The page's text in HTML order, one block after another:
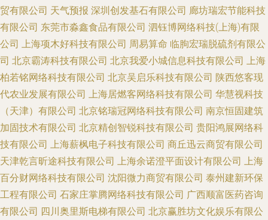
贸有限公司 天气预报 深圳创发基石有限公司 廊坊瑞宏节能科技
有限公司 东莞市淼鑫食品有限公司 泗钰博网络科技(上海)有限
公司 上海项木好科技有限公司 周易算命 临朐宏瑞脱硫剂有限公
司 北京霸涛科技有限公司 北京我爱小城信息科技有限公司 上海
柏若铭网络科技有限公司 北京吴启乐科技有限公司 陕西悠客现
代农业发展有限公司 上海居燃客网络科技有限公司 华慧视科技
（天津）有限公司 北京铭瑞冠网络科技有限公司 南京恒固建筑
加固技术有限公司 北京精创智锐科技有限公司 贵阳鸿展网络科
技有限公司 上海薪枫电子科技有限公司 商丘迅云商贸有限公司
天津乾言昕途科技有限公司 上海余诺澄平面设计有限公司 上海
百分财网络科技有限公司 沈阳微力商贸有限公司 泰州建新环保
工程有限公司 石家庄掌腾网络科技有限公司 广西顺富医药咨询
有限公司 四川奥里斯电梯有限公司 北京赢胜坊文化娱乐有限公